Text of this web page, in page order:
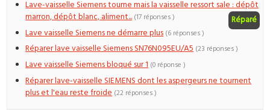
Lave-vaisselle Siemens tourne mais la vaisselle ressort sale : dépôt
marron, dépôt blanc, aliment...
Réparé
(17 réponses )
Lave vaisselle Siemens ne démarre plus (6 réponses )
Réparer lave vaisselle Siemens SN76N095EU/A5 (23 réponses )
Lave vaisselle Siemens bloqué sur 1 (0 réponse )
Réparer lave-vaisselle SIEMENS dont les aspergeurs ne tournent
plus et l'eau reste froide (22 réponses )